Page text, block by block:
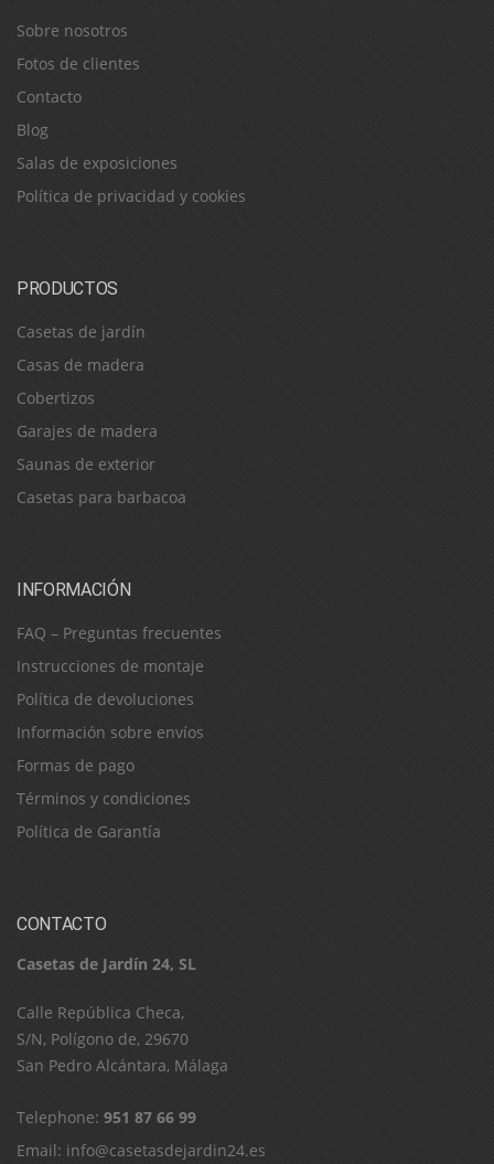
Sobre nosotros
Fotos de clientes
Contacto
Blog
Salas de exposiciones
Política de privacidad y cookies
PRODUCTOS
Casetas de jardín
Casas de madera
Cobertizos
Garajes de madera
Saunas de exterior
Casetas para barbacoa
INFORMACIÓN
FAQ – Preguntas frecuentes
Instrucciones de montaje
Política de devoluciones
Información sobre envíos
Formas de pago
Términos y condiciones
Política de Garantía
CONTACTO
Casetas de Jardín 24, SL
C​a​l​l​e​ ​R​e​p​ú​b​l​i​c​a​ ​C​h​e​c​a​,​ ​
S​/​N​,​ ​P​o​l​í​g​o​n​o​ ​d​e​,​ ​2​9​6​7​0​
​S​a​n​ ​P​e​d​r​o​ ​A​l​c​á​n​t​a​r​a​,​ ​M​á​l​a​g​a
Telephone: 951 87 66 99
Email: info@casetasdejardin24.es